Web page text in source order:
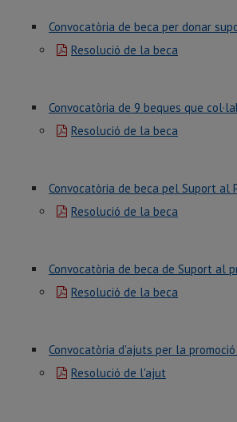
Convocatòria de beca per donar
Resolució de la beca
Convocatòria de 9 beques que
Resolució de la beca
Convocatòria de beca pel Suport al
Resolució de la beca
Convocatòria de beca de Suport al
Resolució de la beca
Convocatòria d'ajuts per la
Resolució de l'ajut